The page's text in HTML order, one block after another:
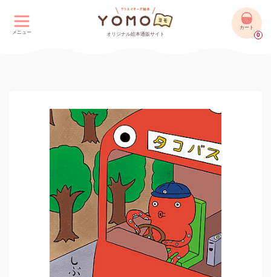
メニュー オリジナル絵本通販サイト
カート
0